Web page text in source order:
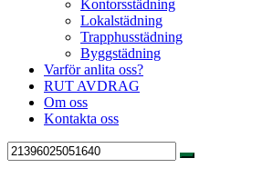
Kontorsstädning
Lokalstädning
Trapphusstädning
Byggstädning
Varför anlita oss?
RUT AVDRAG
Om oss
Kontakta oss